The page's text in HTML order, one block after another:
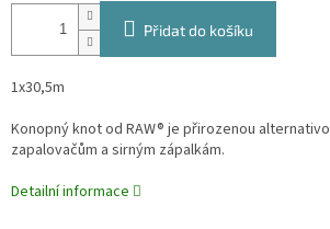
Přidat do košíku
1x30,5m
Konopný knot od RAW® je přirozenou
zapalovačům a sirným zápalkám.
Detailní informace